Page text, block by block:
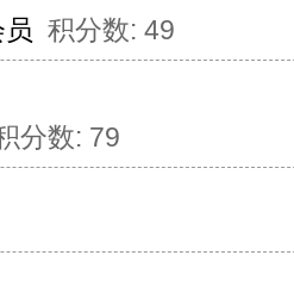
积分数: 49
分数: 79